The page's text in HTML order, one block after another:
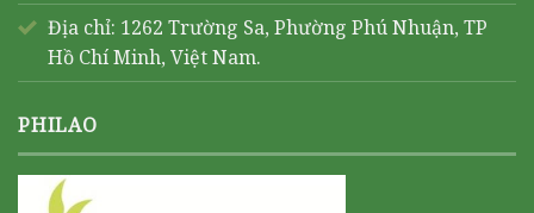
Địa chỉ: 1262 Trường Sa, Phường Phú Nhuận, TP
Hồ Chí Minh, Việt Nam.
PHILAO